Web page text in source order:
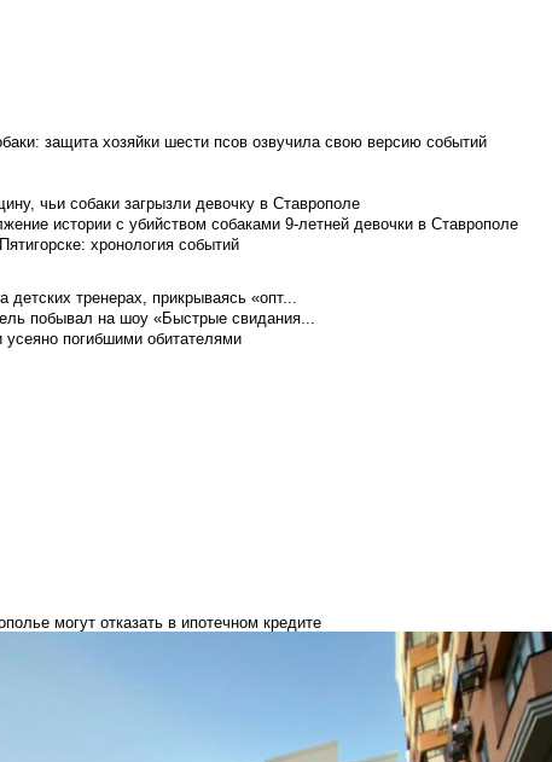
защита хозяйки шести псов озвучила свою версию событий
чьи собаки загрызли девочку в Ставрополе
истории с убийством собаками 9-летней девочки в Ставрополе
хронология событий
тренерах, прикрываясь «опт...
побывал на шоу «Быстрые свидания...
погибшими обитателями
могут отказать в ипотечном кредите